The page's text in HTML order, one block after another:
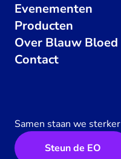
Evenementen
Producten
Over Blauw Bloed
Contact
Samen staan we sterker
Steun de EO